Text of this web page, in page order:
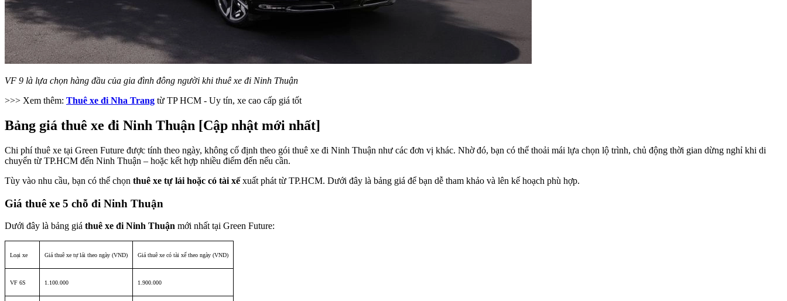
VF 9 là lựa chọn hàng đầu của gia đình đông người khi thuê xe đi Ninh Thuận
>>> Xem thêm: Thuê xe đi Nha Trang từ TP HCM - Uy tín, xe cao cấp giá tốt
Bảng giá thuê xe đi Ninh Thuận [Cập nhật mới nhất]
Chi phí thuê xe tại Green Future được tính theo ngày, không cố định theo gói thuê xe đi Ninh Thuận như các đơn vị khác. Nhờ đó, bạn có thể thoải mái lựa chọn lộ trình, chủ động thời gian dừng nghỉ khi di
chuyển từ TP.HCM đến Ninh Thuận – hoặc kết hợp nhiều điểm đến nếu cần.
Tùy vào nhu cầu, bạn có thể chọn thuê xe tự lái hoặc có tài xếxuất phát từ TP.HCM. Dưới đây là bảng giá để bạn dễ tham khảo và lên kế hoạch phù hợp.
Giá thuê xe 5 chỗ đi Ninh Thuận
Dưới đây là bảng giá thuê xe đi Ninh Thuận mới nhất tại Green Future:
Loại xe Giá thuê xe tự lái theo ngày (VND) Giá thuê xe có tài xế theo ngày (VND)
VF 6S 1.100.000 1.900.000